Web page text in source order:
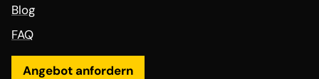
Blog
FAQ
Angebot anfordern